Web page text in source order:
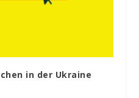
in der Ukraine